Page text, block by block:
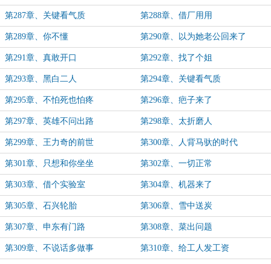
第287章、关键看气质 第288章、借厂用用
第289章、你不懂 第290章、以为她老公回来了
第291章、真敢开口 第292章、找了个姐
第293章、黑白二人 第294章、关键看气质
第295章、不怕死也怕疼 第296章、疤子来了
第297章、英雄不问出路 第298章、太折磨人
第299章、王力奇的前世 第300章、人背马驮的时代
第301章、只想和你坐坐 第302章、一切正常
第303章、借个实验室 第304章、机器来了
第305章、石兴轮胎 第306章、雪中送炭
第307章、申东有门路 第308章、菜出问题
第309章、不说话多做事 第310章、给工人发工资